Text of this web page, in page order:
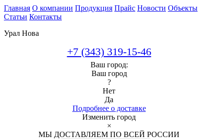
Главная О компании Продукция Прайс Новости Объекты
Статьи Контакты
Урал Нова
+7 (343) 319-15-46
Ваш город:
Ваш город
?
Нет
Да
Подробнее о доставке
Изменить город
×
МЫ ДОСТАВЛЯЕМ ПО ВСЕЙ РОССИИ